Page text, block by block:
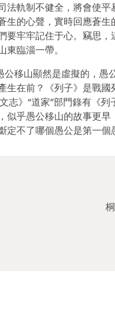
軌制不健全，將會使
生的心聲，實時回應蒼生
要牢牢記住于心。竊思
臨淄一帶。
移山顯然是虛擬的，
在前？《列子》是戰
志》“道家”部門錄有《
乎愚公移山的故事更
不了哪個愚公是第一個